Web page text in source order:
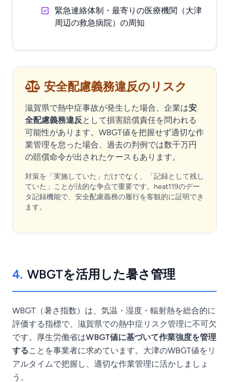
緊急連絡体制・最寄りの医療機関（大津
周辺の救急病院）の周知
安全配慮義務違反のリスク
滋賀県で熱中症事故が発生した場合、企業は安
全配慮義務違反として損害賠償責任を問われる
可能性があります。WBGT値を把握せず適切な作
業管理を怠った場合、過去の判例では数千万円
の賠償命令が出されたケースもあります。
対策を「実施していた」だけでなく、「記録として残し
ていた」ことが法的な争点で重要です。heat119のデー
タ記録機能で、安全配慮義務の履行を客観的に証明でき
ます。
4. WBGTを活用した暑さ管理
WBGT（暑さ指数）は、気温・湿度・輻射熱を総合的に
評価する指標で、滋賀県での熱中症リスク管理に不可欠
です。厚生労働省はWBGT値に基づいて作業強度を管理
することを事業者に求めています。大津のWBGT値をリ
アルタイムで把握し、適切な作業管理に活かしましょ
う。